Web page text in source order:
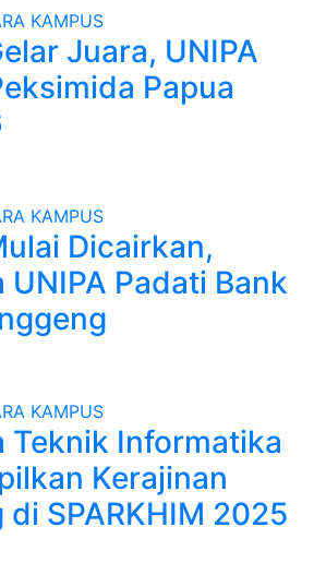
KAMPUS
Juara, UNIPA
Papua
KAMPUS
Dicairkan,
UNIPA Padati Bank
KAMPUS
Teknik Informatika
Kerajinan
di SPARKHIM 2025